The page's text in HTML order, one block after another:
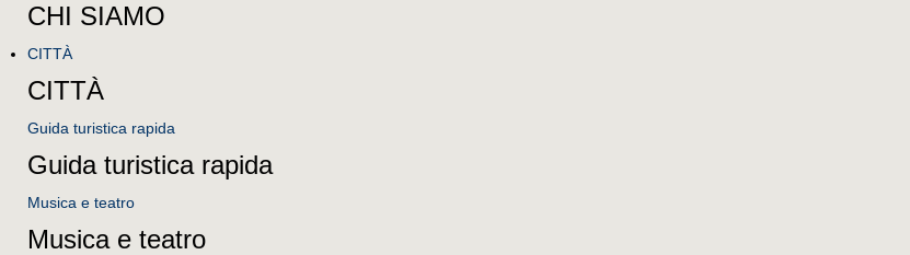
CHI SIAMO
CITTÀ
CITTÀ
Guida turistica rapida
Guida turistica rapida
Musica e teatro
Musica e teatro